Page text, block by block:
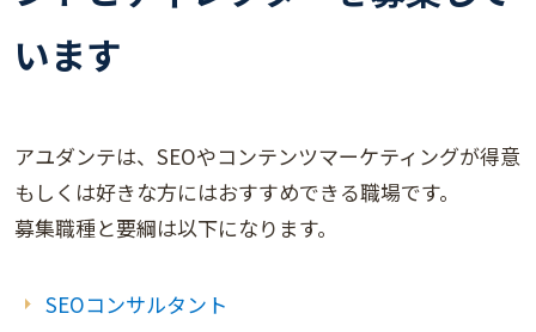
います
アユダンテは、SEOやコンテンツマーケティングが得意
もしくは好きな方にはおすすめできる職場です。
募集職種と要綱は以下になります。
SEOコンサルタント